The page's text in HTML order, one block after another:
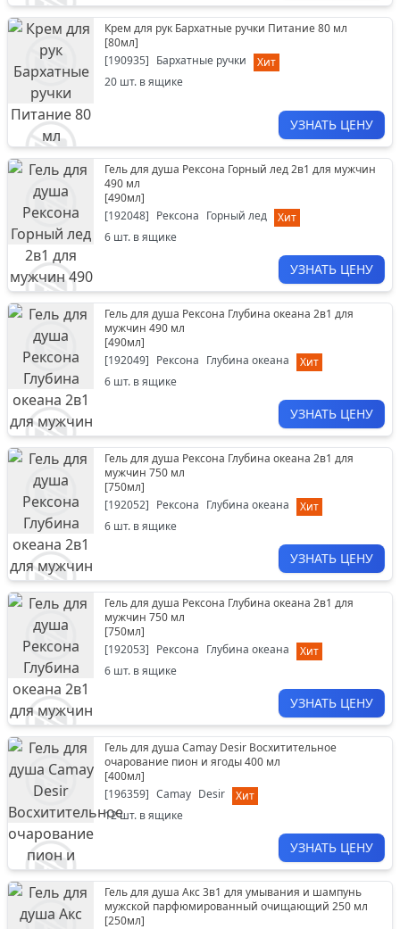
Крем для рук Бархатные ручки Питание 80 мл
[80мл]
[190935] Бархатные ручки
Хит
20 шт. в ящике
УЗНАТЬ ЦЕНУ
Гель для душа Рексона Горный лед 2в1 для мужчин
490 мл
[490мл]
[192048] Рексона Горный лед
Хит
6 шт. в ящике
УЗНАТЬ ЦЕНУ
Гель для душа Рексона Глубина океана 2в1 для
мужчин 490 мл
[490мл]
[192049] Рексона Глубина океана
Хит
6 шт. в ящике
УЗНАТЬ ЦЕНУ
Гель для душа Рексона Глубина океана 2в1 для
мужчин 750 мл
[750мл]
[192052] Рексона Глубина океана
Хит
6 шт. в ящике
УЗНАТЬ ЦЕНУ
Гель для душа Рексона Глубина океана 2в1 для
мужчин 750 мл
[750мл]
[192053] Рексона Глубина океана
Хит
6 шт. в ящике
УЗНАТЬ ЦЕНУ
Гель для душа Camay Desir Восхитительное
очарование пион и ягоды 400 мл
[400мл]
[196359] Camay Desir
Хит
12шт. в ящике
УЗНАТЬ ЦЕНУ
Гель для душа Акс 3в1 для умывания и шампунь
мужской парфюмированный очищающий 250 мл
[250мл]